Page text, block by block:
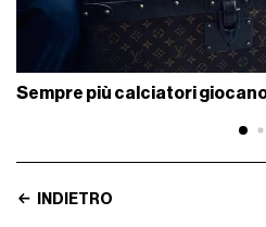
Sempre più calciatori
INDIETRO